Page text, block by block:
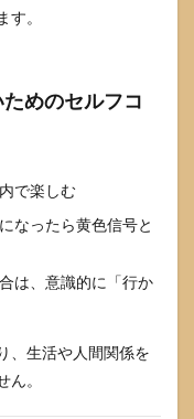
。
めのセルフコ
で楽しむ
なったら黄色信号と
は、意識的に「行か
、生活や人間関係を
。